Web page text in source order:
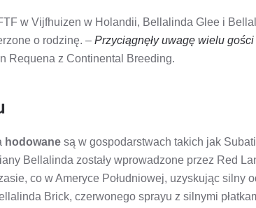
w Vijfhuizen w Holandii, Bellalinda Glee i
o rodzinę. – Przyciągnęły uwagę wielu
Requena z Continental Breeding.
hodowane są w gospodarstwach takich jak
Bellalinda zostały wprowadzone przez Red
co w Ameryce Południowej, uzyskując silny
Brick, czerwonego sprayu z silnymi